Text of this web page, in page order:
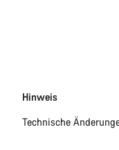
Disclaimer
Hinweis
Technische